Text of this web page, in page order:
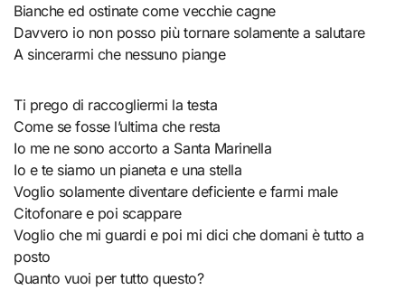
Bianche ed ostinate come vecchie cagne
Davvero io non posso più tornare solamente a salutare
A sincerarmi che nessuno piange
Ti prego di raccogliermi la testa
Come se fosse l’ultima che resta
Io me ne sono accorto a Santa Marinella
Io e te siamo un pianeta e una stella
Voglio solamente diventare deficiente e farmi male
Citofonare e poi scappare
Voglio che mi guardi e poi mi dici che domani è tutto a
posto
Quanto vuoi per tutto questo?